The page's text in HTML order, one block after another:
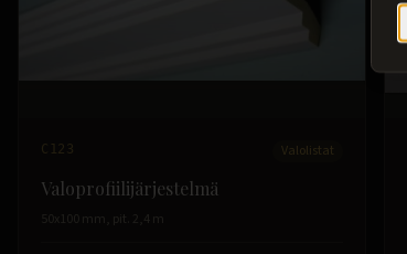
C123 Valolistat
Valoprofiilijärjestelmä
50x100 mm, pit. 2,4 m